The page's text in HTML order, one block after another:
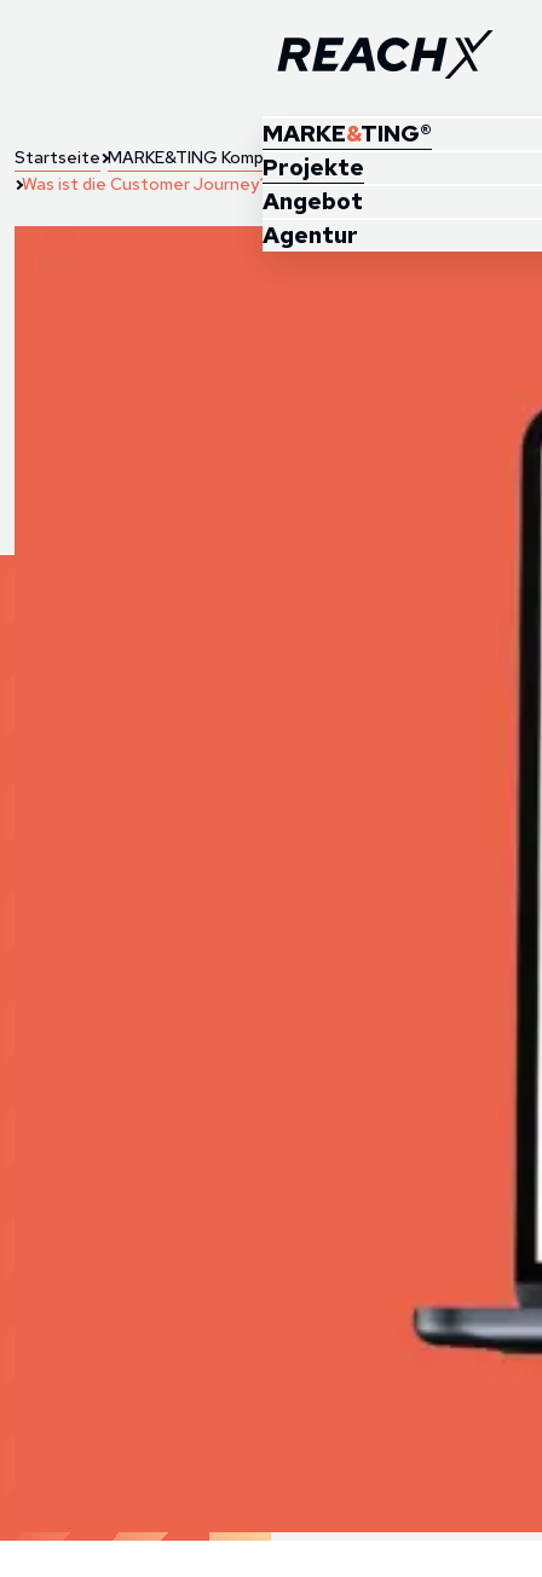
MARKE&TING®
Projekte
Angebot
Agentur
Startseite MARKE&TING Kompass
Was ist die Customer Journey?